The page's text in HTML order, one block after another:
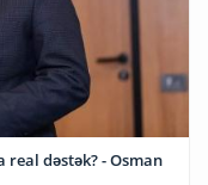
dəstək? - Osman